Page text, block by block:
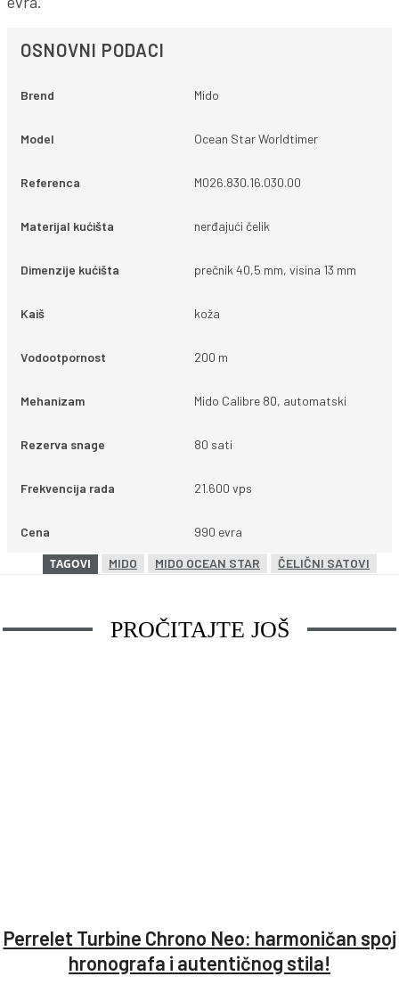
OSNOVNI PODACI
Brend Mido
Model Ocean Star Worldtimer
Referenca M026.830.16.030.00
Materijal kućišta nerđajući čelik
Dimenzije kućišta prečnik 40,5 mm, visina 13 mm
Kaiš koža
Vodootpornost 200 m
Mehanizam Mido Calibre 80, automatski
Rezerva snage 80 sati
Frekvencija rada 21.600 vps
Cena 990 evra
TAGOVI MIDO MIDO OCEAN STAR ČELIČNI SATOVI
PROČITAJTE JOŠ
Perrelet Turbine Chrono Neo: harmoničan spoj
hronografa i autentičnog stila!